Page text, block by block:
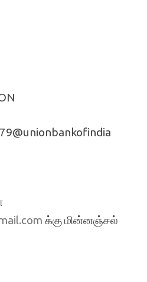
க்கு மின்னஞ்சல்